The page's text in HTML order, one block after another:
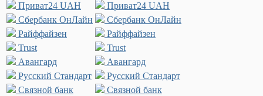
Приват24 UAH
Приват24 UAH
Сбербанк ОнЛайн
Сбербанк ОнЛайн
Райффайзен
Райффайзен
Trust
Trust
Авангард
Авангард
Русский Стандарт
Русский Стандарт
Связной банк
Связной банк